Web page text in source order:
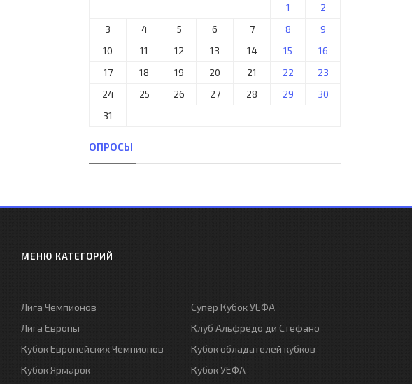
1
2
3
4 5 6 7 8
9
10
11 12 13 14 15
16
17
18 19 20 21 22
23
24
25 26 27 28 29
30
31
ОПРОСЫ
МЕНЮ КАТЕГОРИЙ
Лига Чемпионов
Лига Европы
Кубок Европейских Чемпионов
Кубок Ярмарок
Супер Кубок УЕФА
Клуб Альфредо ди Стефано
Кубок обладателей кубков
Кубок УЕФА